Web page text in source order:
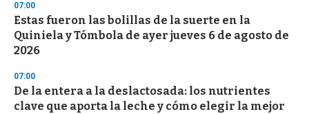
07:00
Estas fueron las bolillas de la suerte en la
Quiniela y Tómbola de ayer jueves 6 de agosto de
2026
07:00
De la entera a la deslactosada: los nutrientes
clave que aporta la leche y cómo elegir la mejor